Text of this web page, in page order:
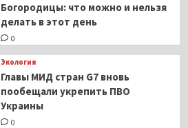
Богородицы: что можно и нельзя
делать в этот день
0
Экология
Главы МИД стран G7 вновь
пообещали укрепить ПВО
Украины
0